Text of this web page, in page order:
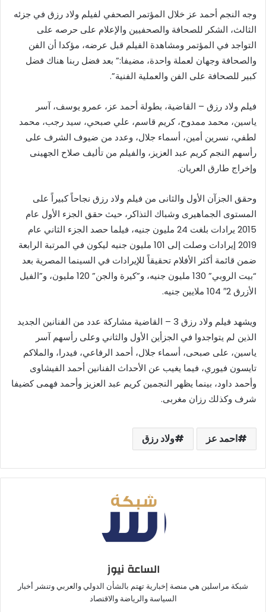
وجه النجم أحمد عز خلال المؤتمر الصحفي لفيلم ولاد رزق في جزئه
الثالث، الشكر للصحافة والصحفيين والإعلام على حرصه على
التواجد في المؤتمر ومشاهدة الفيلم قبل عرضه، مؤكدا أن الفن
والصحافة وجهان لعملة واحدة، مضيفا:” بعد فضل ربنا هناك فضل
كبير للصحافة على الفن والعملية الفنية”.
فيلم ولاد رزق – القاضية، بطولة أحمد عز، عمرو يوسف، آسر
ياسين، محمد ممدوح، كريم قاسم، علي صبحي، سيد رجب، محمد
لطفي، نسرين أمين، أسماء جلال، وعدد من ضيوف الشرف على
رأسهم النجم كريم عبد العزيز، والفيلم من تأليف صلاح الجهينى
وإخراج طارق العريان.
وحقق الجزآن الأول والثانى من فيلم ولاد رزق نجاحاً كبيراً على
المستوى الجماهيرى وشباك التذاكر، حيث حقق الجزء الأول عام
2015 يرادات بلغت 24 مليون جنيه، فيلما حصد الجزء الثاني عام
2019 إيرادات وصلت إلى 101 مليون جنيه ليكون في المرتبة الرابعة
ضمن قائمة أكثر الأفلام تحقيقاً للإيرادات في السينما المصرية بعد
“بيت الروبي” 130 مليون جنيه، و”كيرة والجن” 120 مليون، و”الفيل
الأزرق 2″ 104 ملايين جنيه.
ويشهد فيلم ولاد رزق 3 – القاضية مشاركة عدد من الفنانين الجديد
الذين لم يتواجدوا في الجزأين الأول والثاني وعلى رأسهم آسر
ياسين، على صبحى، أسماء جلال، أحمد الرفاعي، فيدرا، والملاكم
تايسون فيوري، فيما يغيب عن الأحداث الفنانين أحمد الفيشاوى
وأحمد داود، بينما يظهر النجمين كريم عبد العزيز وأحمد فهمى كضيفا
شرف وكذلك رزان مغربى.
احمد عز ولاد رزق
الساعة نيوز
شبكة مراسلين هي منصة إخبارية تهتم بالشأن الدولي والعربي وتنشر أخبار
السياسة والرياضة والاقتصاد